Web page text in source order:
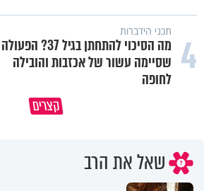
4 תכני הידברות
מה הסיכוי להתחתן בגיל 37? הפעולה
שסיימה עשור של אכזבות והובילה
לחופה
קצרים
איך יתכן שעם ישראל הצליח לשרוד
״
שאל את הרב